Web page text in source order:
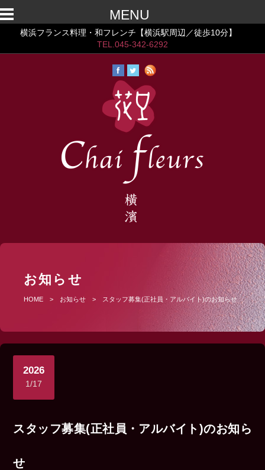
横浜フランス料理・和フレンチ【横浜駅周辺／徒歩10分】
TEL.045-342-6292
お知らせ
HOME > お知らせ > スタッフ募集(正社員・アルバイト)のお知らせ
2026
1/17
スタッフ募集(正社員・アルバイト)のお知ら
せ
MENU